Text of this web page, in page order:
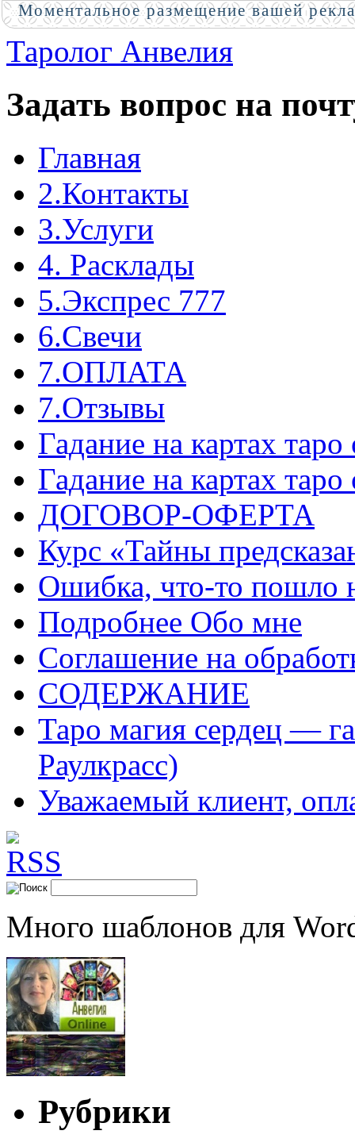
Таролог Анвелия
Задать вопрос на
Главная
2.Контакты
3.Услуги
4. Расклады
5.Экспрес 777
6.Свечи
7.ОПЛАТА
7.Отзывы
Гадание на картах
Гадание на картах
ДОГОВОР-ОФЕРТА
Курс «Тайны
Ошибка, что-то пошло
Подробнее Обо мне
Соглашение на
СОДЕРЖАНИЕ
Таро магия сердец —
Раулкрасс)
Уважаемый клиент,
Много шаблонов для
Рубрики
Моментальное размещение вашей